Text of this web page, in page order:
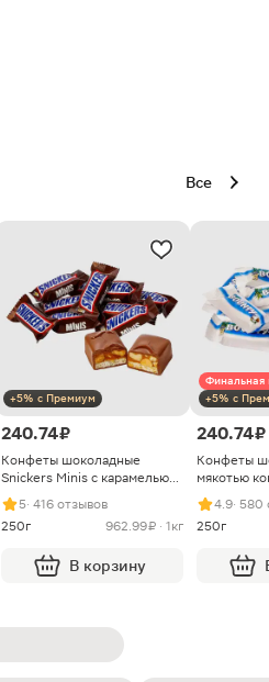
Все
+5% с Премиум
240.74 ₽
Конфеты шоколадные
Snickers Minis с карамелью
арахисом и нугой
5· 416 отзывов
250г
962.99 ₽ · 1кг
В корзину
Финальная
+5% с
240.74 ₽
Конфеты
мякотью
4.9· 580
250г